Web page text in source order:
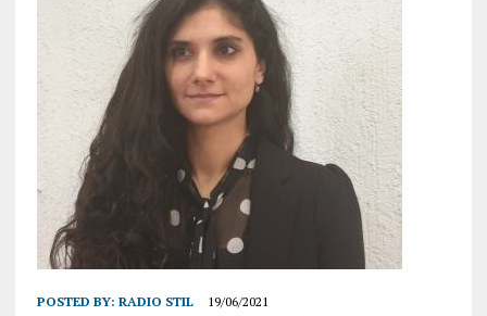
POSTED BY: RADIO STIL 19/06/2021